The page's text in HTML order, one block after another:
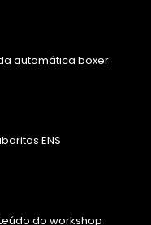
automática boxer
ENS
do workshop